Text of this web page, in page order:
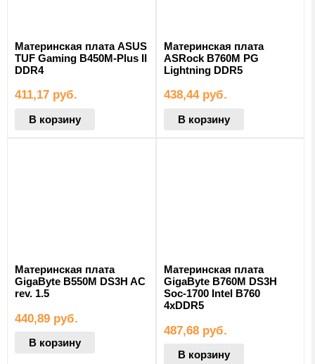
Материнская плата ASUS
TUF Gaming B450M-Plus II
DDR4
411,17 руб.
В корзину
Материнская плата
ASRock B760M PG
Lightning DDR5
438,44 руб.
В корзину
Материнская плата
GigaByte B550M DS3H AC
rev. 1.5
440,89 руб.
В корзину
Материнская плата
GigaByte B760M DS3H
Soc-1700 Intel B760
4xDDR5
487,68 руб.
В корзину